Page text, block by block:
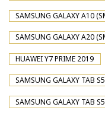
SAMSUNG GALAXY A10
SAMSUNG GALAXY A20
HUAWEI Y7 PRIME 2019
SAMSUNG GALAXY TAB
SAMSUNG GALAXY TAB